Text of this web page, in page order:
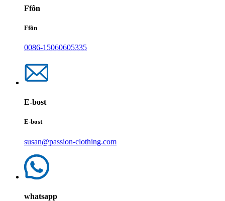
Ffôn
Ffôn
0086-15060605335
E-bost
E-bost
susan@passion-clothing.com
whatsapp